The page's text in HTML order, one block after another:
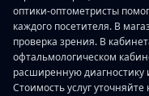
оптики-оптометристы
каждого посетителя. В
проверка зрения. В
офтальмологическом
расширенную диагностику
Стоимость услуг